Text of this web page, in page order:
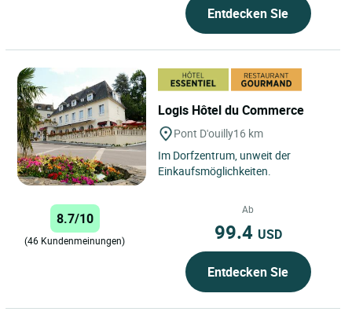
Entdecken Sie
Logis Hôtel du Commerce
Pont D'ouilly16 km
Im Dorfzentrum, unweit der
Einkaufsmöglichkeiten.
8.7/10
(46 Kundenmeinungen)
Ab
99.4 USD
Entdecken Sie